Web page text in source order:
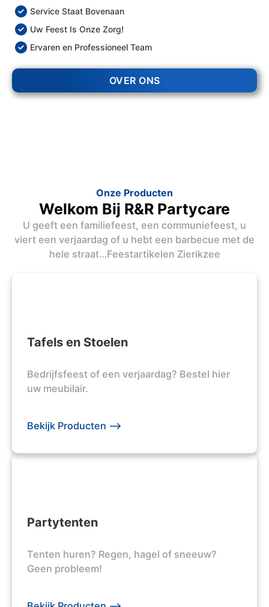
Service Staat Bovenaan
Uw Feest Is Onze Zorg!
Ervaren en Professioneel Team
OVER ONS
Onze Producten
Welkom Bij R&R Partycare
U geeft een familiefeest, een communiefeest, u
viert een verjaardag of u hebt een barbecue met de
hele straat…Feestartikelen Zierikzee
Tafels en Stoelen
Bedrijfsfeest of een verjaardag? Bestel hier
uw meubilair.
Bekijk Producten -->
Partytenten
Tenten huren? Regen, hagel of sneeuw?
Geen probleem!